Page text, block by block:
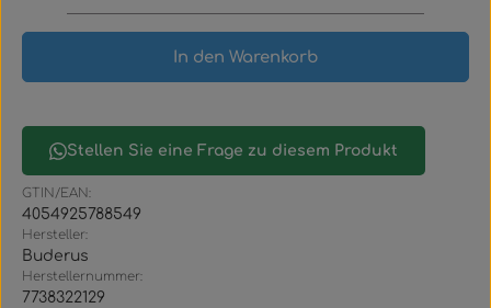
In den Warenkorb
Stellen Sie eine Frage zu diesem Produkt
GTIN/EAN:
4054925788549
Hersteller:
Buderus
Herstellernummer:
7738322129